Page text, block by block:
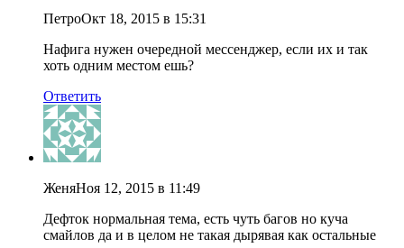
ПетроОкт 18, 2015 в 15:31
Нафига нужен очередной мессенджер, если их и так
хоть одним местом ешь?
Ответить
ЖеняНоя 12, 2015 в 11:49
Дефток нормальная тема, есть чуть багов но куча
смайлов да и в целом не такая дырявая как остальные